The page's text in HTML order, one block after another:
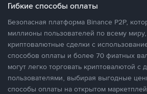
Гибкие способы оплаты
Безопасная платформа Binance P2P,
миллионы пользователей по всему
криптовалютные сделки с
способов оплаты и более 70 фиатных
могут легко торговать криптовалютой с
пользователями, выбирая выгодные
способы оплаты на открытом